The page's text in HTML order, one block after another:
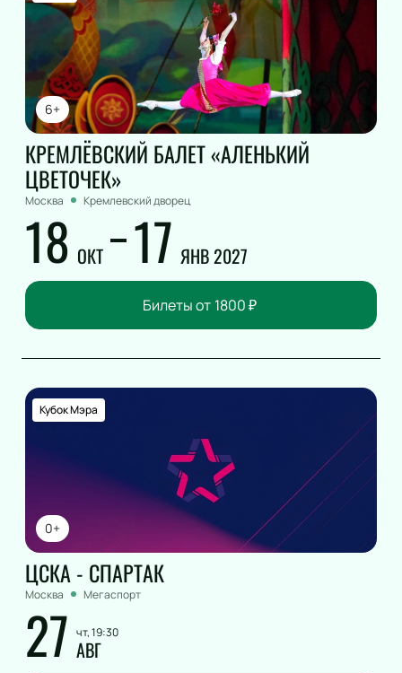
6+
КРЕМЛЁВСКИЙ БАЛЕТ «АЛЕНЬКИЙ
ЦВЕТОЧЕК»
Москва Кремлевский дворец
18 ОКТ 17 ЯНВ 2027
Билеты от 1800₽
0+
Кубок Мэра
ЦСКА - СПАРТАК
Москва Мегаспорт
27 чт, 19:30
АВГ